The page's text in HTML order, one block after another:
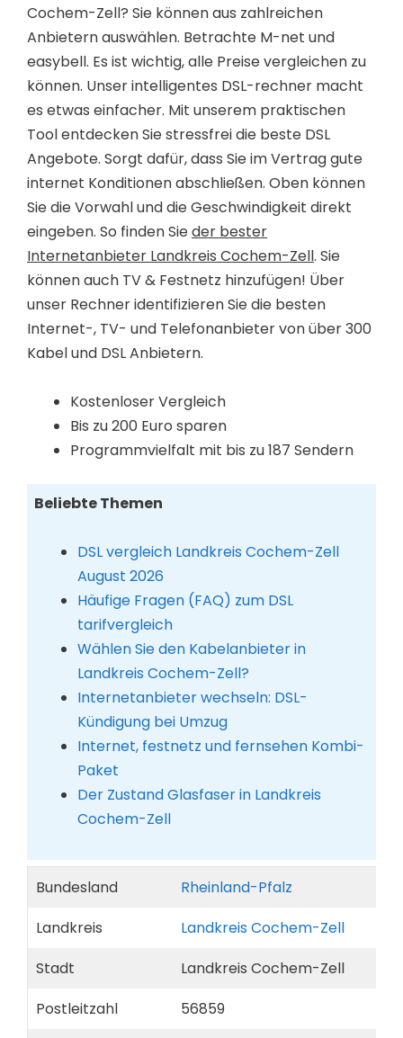
Cochem-Zell? Sie können aus zahlreichen
Anbietern auswählen. Betrachte M-net und
easybell. Es ist wichtig, alle Preise vergleichen zu
können. Unser intelligentes DSL-rechner macht
es etwas einfacher. Mit unserem praktischen
Tool entdecken Sie stressfrei die beste DSL
Angebote. Sorgt dafür, dass Sie im Vertrag gute
internet Konditionen abschließen. Oben können
Sie die Vorwahl und die Geschwindigkeit direkt
eingeben. So finden Sieder bester
Internetanbieter Landkreis Cochem-Zell. Sie
können auch TV & Festnetz hinzufügen! Über
unser Rechner identifizieren Sie die besten
Internet-, TV- und Telefonanbieter von über 300
Kabel und DSL Anbietern.
Kostenloser Vergleich
Bis zu 200 Euro sparen
Programmvielfalt mit bis zu 187 Sendern
Beliebte Themen
DSL vergleich Landkreis Cochem-Zell
August 2026
Häufige Fragen (FAQ) zum DSL
tarifvergleich
Wählen Sie den Kabelanbieter in
Landkreis Cochem-Zell?
Internetanbieter wechseln: DSL-
Kündigung bei Umzug
Internet, festnetz und fernsehen Kombi-
Paket
Der Zustand Glasfaser in Landkreis
Cochem-Zell
Bundesland
Rheinland-Pfalz
Landkreis
Landkreis Cochem-Zell
Stadt
Landkreis Cochem-Zell
Postleitzahl
56859